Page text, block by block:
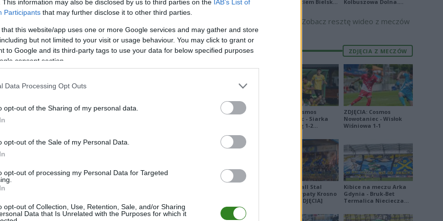
This information may also be disclosed by us to third parties on the IAB’s List of
Participants that may further disclose it to other third parties.
that this website/app uses one or more Google services and may gather and store
but not limited to your visit or usage behaviour. You may click to grant or
to Google and its third-party tags to use your data for below specified purposes
consent section.
Data Processing Opt Outs
opt-out of the Sharing of my personal data.
opt-out of the Sale of my Personal Data.
opt-out of processing my Personal Data for Targeted
opt-out of Collection, Use, Retention, Sale, and/or Sharing
Data that Is Unrelated with the Purposes for which it
34 52 14 10 10 58-52
14
34 51 15 6 13 37-38
34 49 14 7 13 49-59
34 41-49
42-51
34 34 9 51-58
21 4
remis porażka
Podbeskidziem Bielsko-
Kolbuszowa Dolna.
Zobacz resztę wideo z meczów
ZDJĘCIA Z MECZÓW
ZDJĘCIA: Cosmos
Nowotaniec - Siarka
Tarnobrzeg 1-2
ZDJĘCIA: Cosmos
Nowotaniec - Wisłok
Wiśniowa 1-1
Derby Ekoball Stal
Sanok - Karpaty Krosno
na remis [ZDJĘCIA]
Kibice na meczu Arka
Gdynia - Bruk-Bet
Termalica Nieciecza